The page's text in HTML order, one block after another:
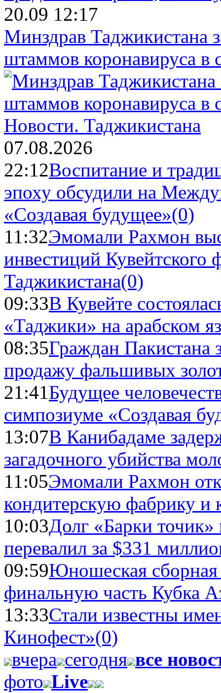
20.09 12:17
Минздрав Таджикистана
штаммов коронавируса в
Новости. Таджикистана
07.08.2026
22:12Воспитание и
эпоху обсудили на
«Создавая будущее»(0)
11:32Эмомали Рахмон
инвестиций Кувейтского
Таджикистана(0)
09:33В Кувейте
«Таджики» на арабском
08:35Граждан Пакистана
продажу фальшивых
21:41Будущее
симпозиуме «Создавая
13:07В Канибадаме
загадочного убийства
11:05Эмомали Рахмон
кондитерскую фабрику и
10:03Долг «Барки
перевалил за $331
09:59Юношеская
финальную часть Кубка
13:33Стали известны
Кинофест»(0)
вчера сегодня все
фото Live